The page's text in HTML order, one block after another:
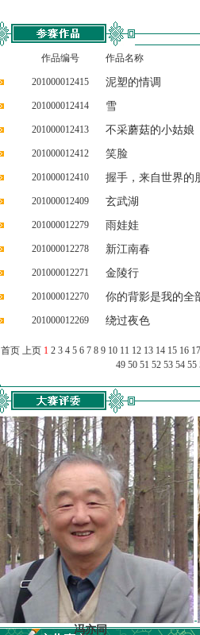
作品编号 作品名称
201000012415 泥塑的情调
201000012414 雪
201000012413 不采蘑菇的小姑娘
201000012412 笑脸
201000012410 握手，来自世界的
201000012409 玄武湖
201000012279 雨娃娃
201000012278 新江南春
201000012271 金陵行
201000012270 你的背影是我的全
201000012269 绕过夜色
首页 上页 1 2 3 4 5 6 7 8 9 10 11 12 13 14 15 16 17
49 50 51 52 53 54 55
冯亦同